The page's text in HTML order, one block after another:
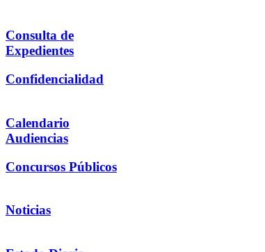
Consulta de
Expedientes
Confidencialidad
Calendario
Audiencias
Concursos Públicos
Noticias